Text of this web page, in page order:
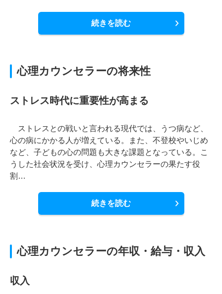
続きを読む
心理カウンセラーの将来性
ストレス時代に重要性が高まる
ストレスとの戦いと言われる現代では、うつ病など、
心の病にかかる人が増えている。また、不登校やいじめ
など、子どもの心の問題も大きな課題となっている。こ
うした社会状況を受け、心理カウンセラーの果たす役
割…
続きを読む
心理カウンセラーの年収・給与・収入
収入